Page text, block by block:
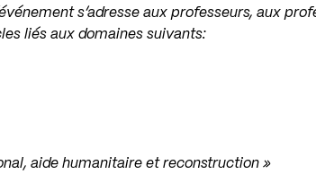
s’adresse aux professeurs, aux
liés aux domaines suivants:
aide humanitaire et reconstruction »